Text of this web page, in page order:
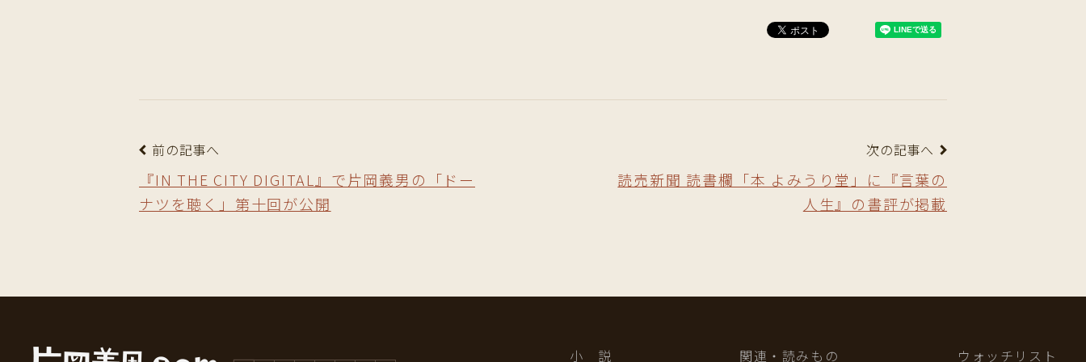
前の記事へ
『IN THE CITY DIGITAL』で片岡義男の「ドー
ナツを聴く」第十回が公開
次の記事へ
読売新聞 読書欄「本 よみうり堂」に『言葉の
人生』の書評が掲載
小 説 関連・読みもの ウォッチリスト